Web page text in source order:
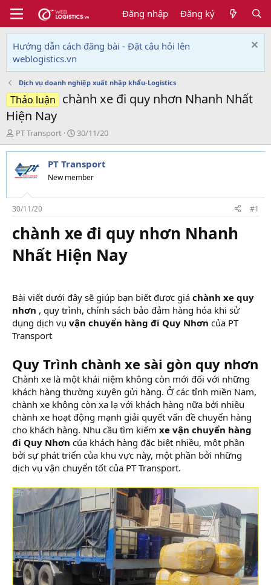
Đăng nhập Đăng ký
Hướng dẫn cách đăng bài - Đặt câu hỏi lên
weblogistics.vn
Dịch vụ doanh nghiệp xuất nhập khẩu-Logistics
Thảo luận chành xe đi quy nhơn Nhanh Nhất
Hiện Nay
T
h
r
e
a
s
t
a
r
t
e
r
PT Transport
N
g
à
y
g
i
30/11/20
PT Transport
New member
30/11/20 #1
chành xe đi quy nhơn Nhanh
Nhất Hiện Nay
Bài viết dưới đây sẽ giúp bạn biết được giá chành xe quy
nhơn , quy trình, chính sách bảo đảm hàng hóa khi sử
dụng dịch vụ vận chuyển hàng đi Quy Nhơn của PT
Transport
Quy Trình chành xe sài gòn quy nhơn
Chành xe là một khái niệm không còn mới đối với những
khách hàng thường xuyên gửi hàng. Ở các tỉnh miền Nam,
chành xe không còn xa lạ với khách hàng nữa bởi nhiều
chành xe hoạt động mạnh giải quyết vấn đề chuyển hàng
cho khách hàng. Nhu cầu tìm kiếm xe vận chuyển hàng
đi Quy Nhơn của khách hàng đặc biệt nhiều, một phần
bởi sự phát triển của khu vực này, một phần bởi những
dịch vụ vận chuyển tốt của PT Transport.